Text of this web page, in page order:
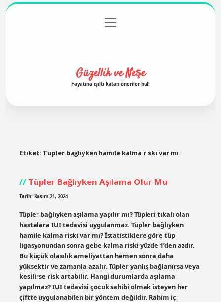
Gizlilik Politikası
menüyü
aç
Güzellik ve Neşe
Hayatına ışıltı katan öneriler bul!
Etiket: Tüpler bağlıyken hamile kalma riski var mı
Tüpler Bağlıyken Aşılama Olur Mu
Tarih: Kasım 21, 2024
Tüpler bağlıyken aşılama yapılır mı? Tüpleri tıkalı olan
hastalara IUI tedavisi uygulanmaz. Tüpler bağlıyken
hamile kalma riski var mı? İstatistiklere göre tüp
ligasyonundan sonra gebe kalma riski yüzde 1’den azdır.
Bu küçük olasılık ameliyattan hemen sonra daha
yüksektir ve zamanla azalır. Tüpler yanlış bağlanırsa veya
kesilirse risk artabilir. Hangi durumlarda aşılama
yapılmaz? IUI tedavisi çocuk sahibi olmak isteyen her
çiftte uygulanabilen bir yöntem değildir. Rahim iç